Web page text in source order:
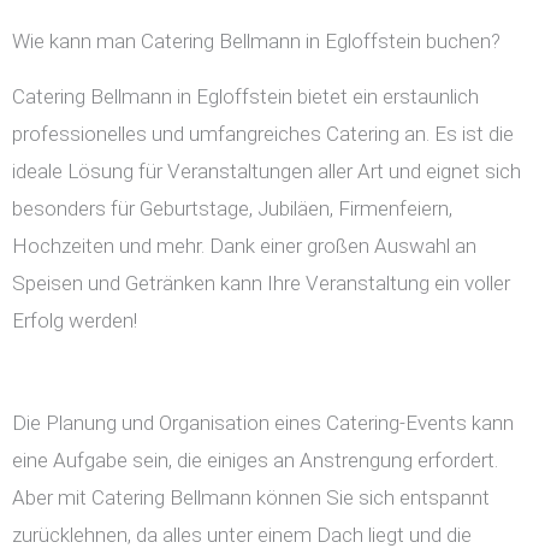
Wie kann man Catering Bellmann in Egloffstein buchen?
Catering Bellmann in Egloffstein bietet ein erstaunlich
professionelles und umfangreiches Catering an. Es ist die
ideale Lösung für Veranstaltungen aller Art und eignet sich
besonders für Geburtstage, Jubiläen, Firmenfeiern,
Hochzeiten und mehr. Dank einer großen Auswahl an
Speisen und Getränken kann Ihre Veranstaltung ein voller
Erfolg werden!
Die Planung und Organisation eines Catering-Events kann
eine Aufgabe sein, die einiges an Anstrengung erfordert.
Aber mit Catering Bellmann können Sie sich entspannt
zurücklehnen, da alles unter einem Dach liegt und die